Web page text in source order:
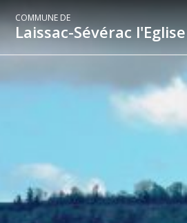
COMMUNE DE
Laissac-Sévérac l'Eglise